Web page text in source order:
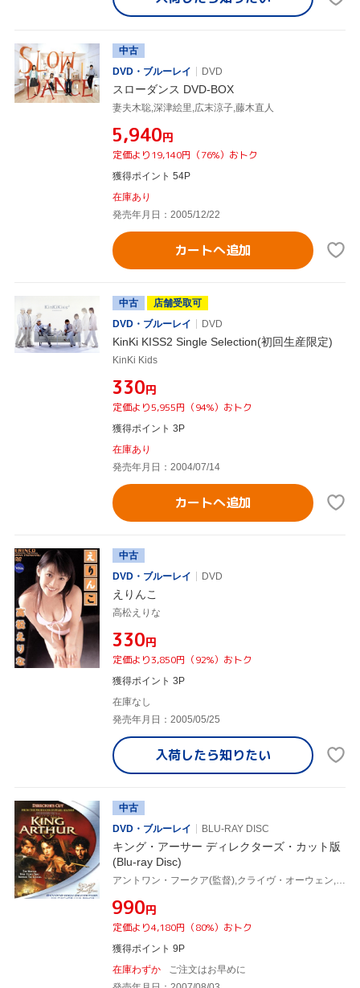
中古
DVD・ブルーレイ
DVD
スローダンス DVD-BOX
妻夫木聡,深津絵里,広末涼子,藤木直人
¥5,940円
定価より19,140円（76%）おトク
獲得ポイント 54P
在庫あり
発売年月日：2005/12/22
カートへ追加
中古
店舗受取可
DVD・ブルーレイ
DVD
KinKi KISS2 Single Selection(初回生産限定)
KinKi Kids
¥330円
定価より5,955円（94%）おトク
獲得ポイント 3P
在庫あり
発売年月日：2004/07/14
カートへ追加
中古
DVD・ブルーレイ
DVD
えりんこ
高松えりな
¥330円
定価より3,850円（92%）おトク
獲得ポイント 3P
在庫なし
発売年月日：2005/05/25
入荷したら知りたい
中古
DVD・ブルーレイ
BLU-RAY DISC
キング・アーサー ディレクターズ・カット版
(Blu-ray Disc)
¥990円
定価より4,180円（80%）おトク
獲得ポイント 9P
在庫わずか
ご注文はお早めに